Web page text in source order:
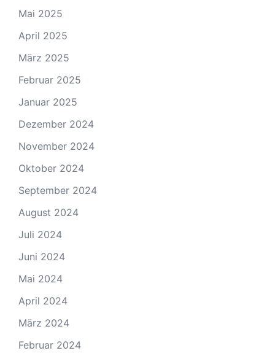
Mai 2025
April 2025
März 2025
Februar 2025
Januar 2025
Dezember 2024
November 2024
Oktober 2024
September 2024
August 2024
Juli 2024
Juni 2024
Mai 2024
April 2024
März 2024
Februar 2024